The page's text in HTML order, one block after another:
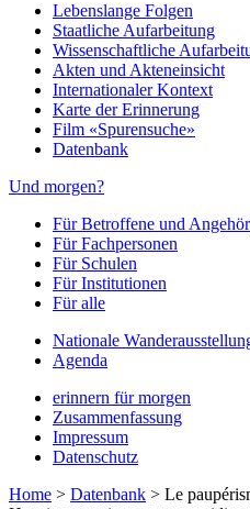
Lebenslange Folgen
Staatliche Aufarbeitung
Wissenschaftliche
Akten und Akteneinsicht
Internationaler Kontext
Karte der Erinnerung
Film «Spurensuche»
Datenbank
Und morgen?
Für Betroffene und
Für Fachpersonen
Für Schulen
Für Institutionen
Für alle
Nationale
Agenda
erinnern für morgen
Zusammenfassung
Impressum
Datenschutz
Home > Datenbank > Le